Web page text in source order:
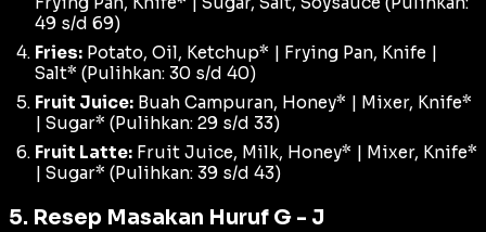
49 s/d 69)
Fries: Potato, Oil, Ketchup* | Frying Pan, Knife |
Salt* (Pulihkan: 30 s/d 40)
Fruit Juice: Buah Campuran, Honey* | Mixer, Knife*
| Sugar* (Pulihkan: 29 s/d 33)
Fruit Latte: Fruit Juice, Milk, Honey* | Mixer, Knife*
| Sugar* (Pulihkan: 39 s/d 43)
5. Resep Masakan Huruf G - J